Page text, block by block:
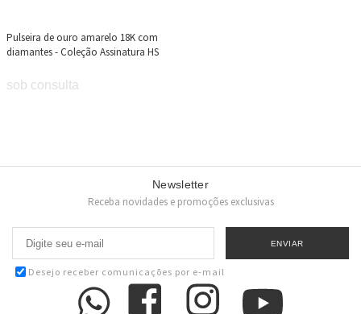
Pulseira de ouro amarelo 18K com
diamantes - Coleção Assinatura HS
sob consulta
Newsletter
Receba novidades e promoções exclusivas
Desejo receber comunicações por e-mail